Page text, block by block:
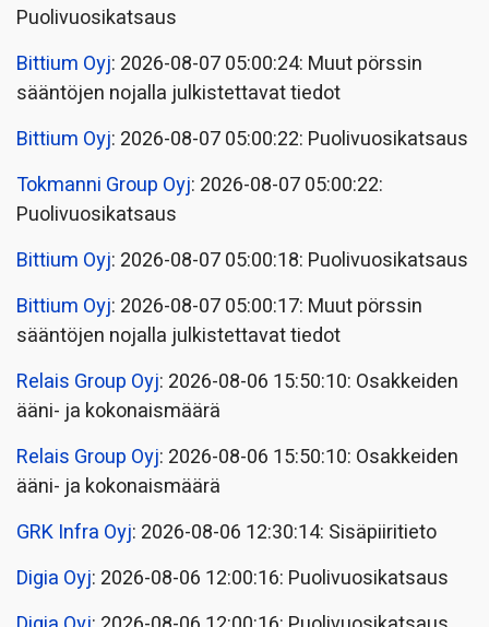
Puolivuosikatsaus
Bittium Oyj: 2026-08-07 05:00:24: Muut pörssin
sääntöjen nojalla julkistettavat tiedot
Bittium Oyj: 2026-08-07 05:00:22: Puolivuosikatsaus
Tokmanni Group Oyj: 2026-08-07 05:00:22:
Puolivuosikatsaus
Bittium Oyj: 2026-08-07 05:00:18: Puolivuosikatsaus
Bittium Oyj: 2026-08-07 05:00:17: Muut pörssin
sääntöjen nojalla julkistettavat tiedot
Relais Group Oyj: 2026-08-06 15:50:10: Osakkeiden
ääni- ja kokonaismäärä
Relais Group Oyj: 2026-08-06 15:50:10: Osakkeiden
ääni- ja kokonaismäärä
GRK Infra Oyj: 2026-08-06 12:30:14: Sisäpiiritieto
Digia Oyj: 2026-08-06 12:00:16: Puolivuosikatsaus